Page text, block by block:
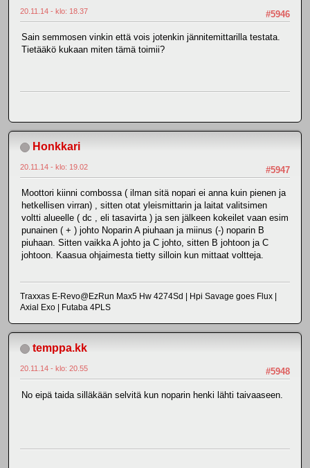
#5946
20.11.14 - klo: 18.37
Sain semmosen vinkin että vois jotenkin jännitemittarilla testata.
Tietääkö kukaan miten tämä toimii?
Honkkari
#5947
20.11.14 - klo: 19.02
Moottori kiinni combossa ( ilman sitä nopari ei anna kuin pienen ja
hetkellisen virran) , sitten otat yleismittarin ja laitat valitsimen
voltti alueelle ( dc , eli tasavirta ) ja sen jälkeen kokeilet vaan esim
punainen ( + ) johto Noparin A piuhaan ja miinus (-) noparin B
piuhaan. Sitten vaikka A johto ja C johto, sitten B johtoon ja C
johtoon. Kaasua ohjaimesta tietty silloin kun mittaat voltteja.
Traxxas E-Revo@EzRun Max5 Hw 4274Sd | Hpi Savage goes Flux |
Axial Exo | Futaba 4PLS
temppa.kk
#5948
20.11.14 - klo: 20.55
No eipä taida silläkään selvitä kun noparin henki lähti taivaaseen.